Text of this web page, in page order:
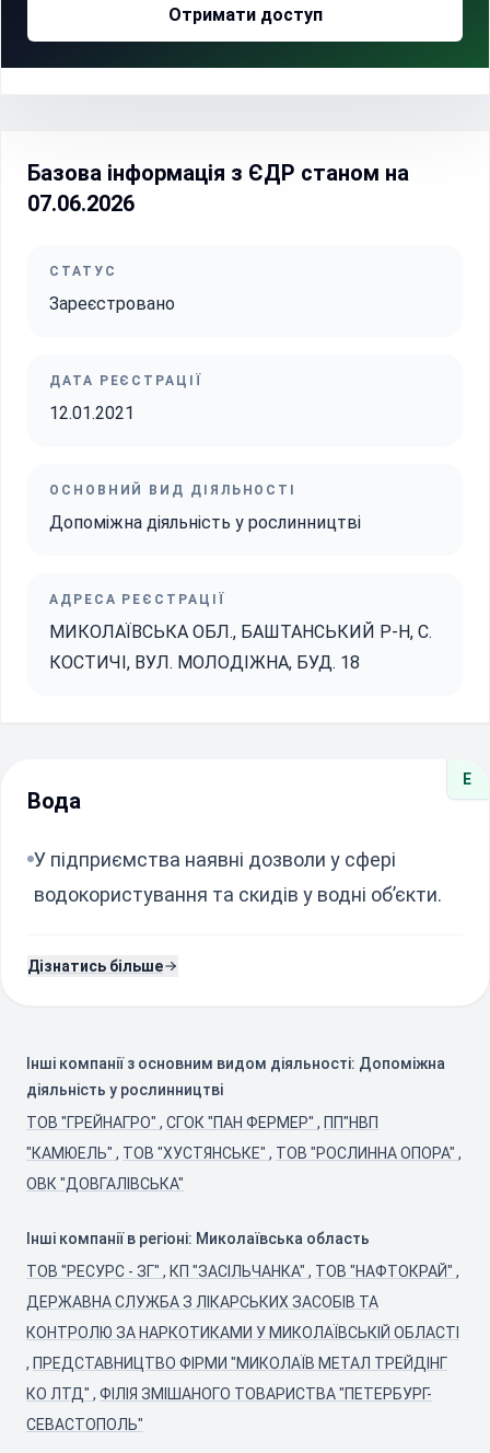
Отримати доступ
Базова інформація з ЄДР станом на
07.06.2026
СТАТУС
Зареєстровано
ДАТА РЕЄСТРАЦІЇ
12.01.2021
ОСНОВНИЙ ВИД ДІЯЛЬНОСТІ
Допоміжна діяльність у рослинництві
АДРЕСА РЕЄСТРАЦІЇ
МИКОЛАЇВСЬКА ОБЛ., БАШТАНСЬКИЙ Р-Н, С.
КОСТИЧІ, ВУЛ. МОЛОДІЖНА, БУД. 18
E
Вода
У підприємства наявні дозволи у сфері
водокористування та скидів у водні об’єкти.
Дізнатись більше
Інші компанії з основним видом діяльності: Допоміжна
діяльність у рослинництві
ТОВ "ГРЕЙНАГРО" , СГОК "ПАН ФЕРМЕР" , ПП"НВП
"КАМЮЕЛЬ" , ТОВ "ХУСТЯНСЬКЕ" , ТОВ "РОСЛИННА ОПОРА" ,
ОВК "ДОВГАЛІВСЬКА"
Інші компанії в регіоні: Миколаївська область
ТОВ "РЕСУРС - ЗГ" , КП "ЗАСІЛЬЧАНКА" , ТОВ "НАФТОКРАЙ" ,
ДЕРЖАВНА СЛУЖБА З ЛІКАРСЬКИХ ЗАСОБІВ ТА
КОНТРОЛЮ ЗА НАРКОТИКАМИ У МИКОЛАЇВСЬКІЙ ОБЛАСТІ
, ПРЕДСТАВНИЦТВО ФІРМИ "МИКОЛАЇВ МЕТАЛ ТРЕЙДІНГ
КО ЛТД" , ФІЛІЯ ЗМІШАНОГО ТОВАРИСТВА "ПЕТЕРБУРГ-
СЕВАСТОПОЛЬ"